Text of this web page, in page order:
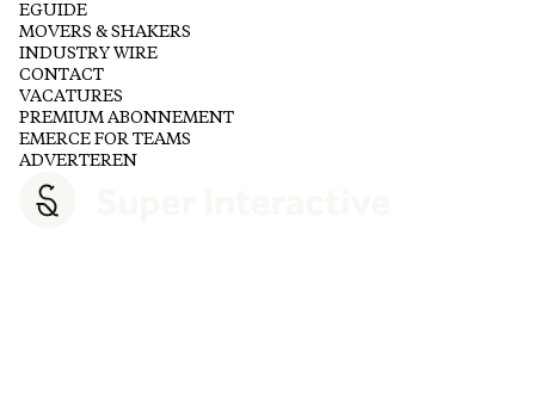
EGUIDE
MOVERS & SHAKERS
INDUSTRY WIRE
CONTACT
VACATURES
PREMIUM ABONNEMENT
EMERCE FOR TEAMS
ADVERTEREN